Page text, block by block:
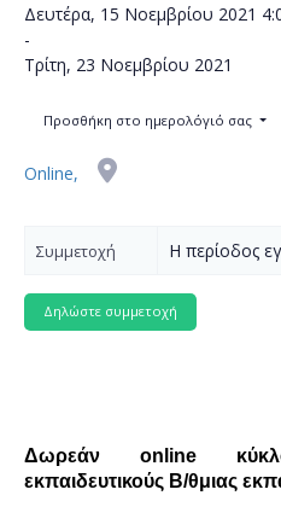
Δευτέρα, 15 Νοεμβρίου 2021
-
Τρίτη, 23 Νοεμβρίου 2021
Προσθήκη στο ημερολόγιό σας
Online,
Συμμετοχή Η περίοδος
Δωρεάν online
εκπαιδευτικούς Β/θμιας